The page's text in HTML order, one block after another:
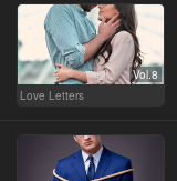
Vol.8
Love Letters